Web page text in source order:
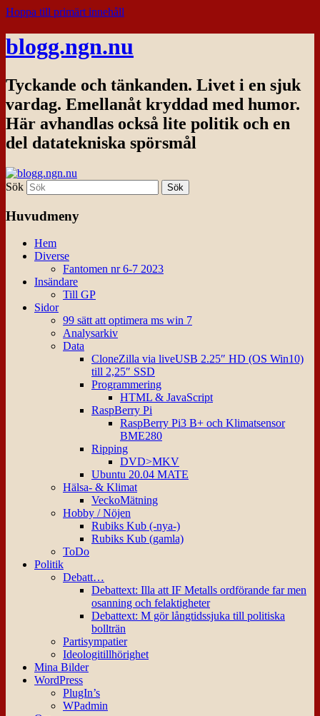
Hoppa till primärt innehåll
blogg.ngn.nu
Tyckande och tänkanden. Livet i en sjuk
vardag. Emellanåt kryddad med humor.
Här avhandlas också lite politik och en
del datatekniska spörsmål
Sök
Huvudmeny
Hem
Diverse
Fantomen nr 6-7 2023
Insändare
Till GP
Sidor
99 sätt att optimera ms win 7
Analysarkiv
Data
CloneZilla via liveUSB 2.25″ HD (OS Win10)
till 2,25″ SSD
Programmering
HTML & JavaScript
RaspBerry Pi
RaspBerry Pi3 B+ och Klimatsensor
BME280
Ripping
DVD>MKV
Ubuntu 20.04 MATE
Hälsa- & Klimat
VeckoMätning
Hobby / Nöjen
Rubiks Kub (-nya-)
Rubiks Kub (gamla)
ToDo
Politik
Debatt…
Debattext: Illa att IF Metalls ordförande far men
osanning och felaktigheter
Debattext: M gör långtidssjuka till politiska
bollträn
Partisympatier
Ideologitillhörighet
Mina Bilder
WordPress
PlugIn’s
WPadmin